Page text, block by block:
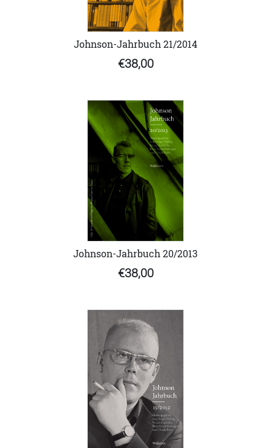
Johnson-Jahrbuch 21/2014
€38,00
Johnson-Jahrbuch 20/2013
€38,00